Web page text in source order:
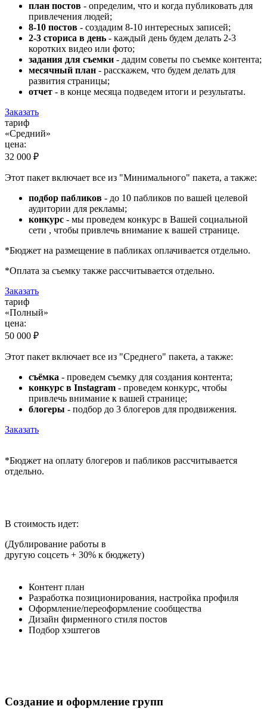
план постов - определим, что и когда публиковать для
привлечения людей;
8-10 постов - создадим 8-10 интересных записей;
2-3 сториса в день - каждый день будем делать 2-3
коротких видео или фото;
задания для съемки - дадим советы по съемке контента;
месячный план - расскажем, что будем делать для
развития страницы;
отчет - в конце месяца подведем итоги и результаты.
Заказать
тариф
«Средний»
цена:
32 000 ₽
Этот пакет включает все из "Минимального" пакета, а также:
подбор пабликов - до 10 пабликов по вашей целевой
аудитории для рекламы;
конкурс - мы проведем конкурс в Вашей социальной
сети , чтобы привлечь внимание к вашей странице.
*Бюджет на размещение в пабликах оплачивается отдельно.
*Оплата за съемку также рассчитывается отдельно.
Заказать
тариф
«Полный»
цена:
50 000 ₽
Этот пакет включает все из "Среднего" пакета, а также:
съёмка - проведем съемку для создания контента;
конкурс в Instagram - проведем конкурс, чтобы
привлечь внимание к вашей странице;
блогеры - подбор до 3 блогеров для продвижения.
Заказать
*Бюджет на оплату блогеров и пабликов рассчитывается
отдельно.
В стоимость идет:
(Дублирование работы в
другую соцсеть + 30% к бюджету)
Контент план
Разработка позиционирования, настройка профиля
Оформление/переоформление сообщества
Дизайн фирменного стиля постов
Подбор хэштегов
Создание и оформление групп